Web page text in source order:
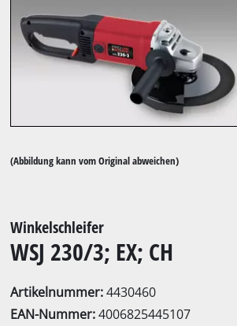
(Abbildung kann vom Original abweichen)
Winkelschleifer
WSJ 230/3; EX; CH
Artikelnummer:4430460
EAN-Nummer:4006825445107